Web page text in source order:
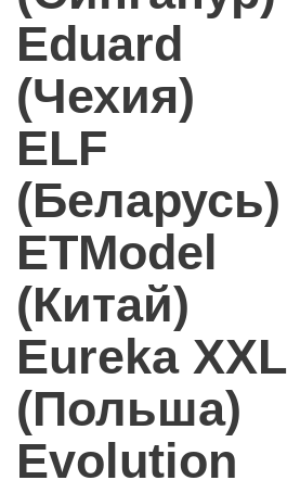
Eduard
(Чехия)
ELF
(Беларусь)
ETModel
(Китай)
Eureka XXL
(Польша)
Evolution